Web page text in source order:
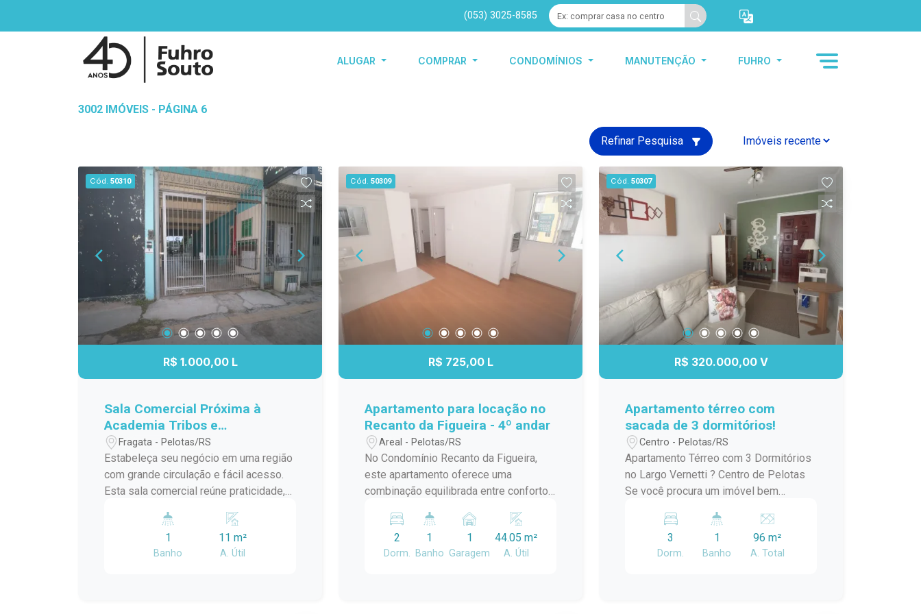
(053) 3025-8585
ALUGAR COMPRAR CONDOMÍNIOS MANUTENÇÃO FUHRO
3002 IMÓVEIS - PÁGINA 6
Refinar Pesquisa
Cód. 50310
R$ 1.000,00 L
Sala Comercial Próxima à
Academia Tribos e
Supermercado Nicolini
Fragata - Pelotas/RS
Estabeleça seu negócio em uma região
com grande circulação e fácil acesso.
Esta sala comercial reúne praticidade,
estratégico, proporcionando um
ambiente ideal para empresas que
desejam estar próximas de seus
1
Banho
11 m²
A. Útil
Cód. 50309
R$ 725,00 L
Apartamento para locação no
Recanto da Figueira - 4º andar
Areal - Pelotas/RS
No Condomínio Recanto da Figueira,
este apartamento oferece uma
combinação equilibrada entre conforto,
rotina. Com ambientes bem distribuídos
e acabamentos que facilitam o dia a dia,
é uma excelente opção para quem
2
Dorm.
1
Banho
1
Garagem
44.05 m²
A. Útil
Cód. 50307
R$ 320.000,00 V
Apartamento térreo com
sacada de 3 dormitórios!
Centro - Pelotas/RS
Apartamento Térreo com 3 Dormitórios
no Largo Vernetti ? Centro de Pelotas
Se você procura um imóvel bem
incidência de luz natural, esta é uma
oportunidade que merece sua atenção.
Localizado no Largo Vernetti, no
3
Dorm.
1
Banho
96 m²
A. Total